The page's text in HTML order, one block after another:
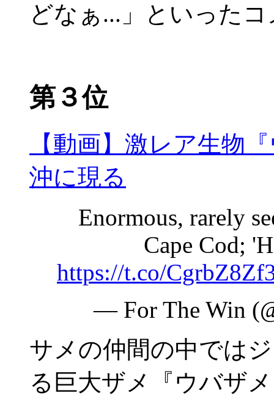
どなぁ...」といった
第３位
【動画】激レア生物
沖に現る
Enormous, rarely
Cape Cod;
https://t.co/
— For The Win
サメの仲間の中では
る巨大ザメ『ウバザ